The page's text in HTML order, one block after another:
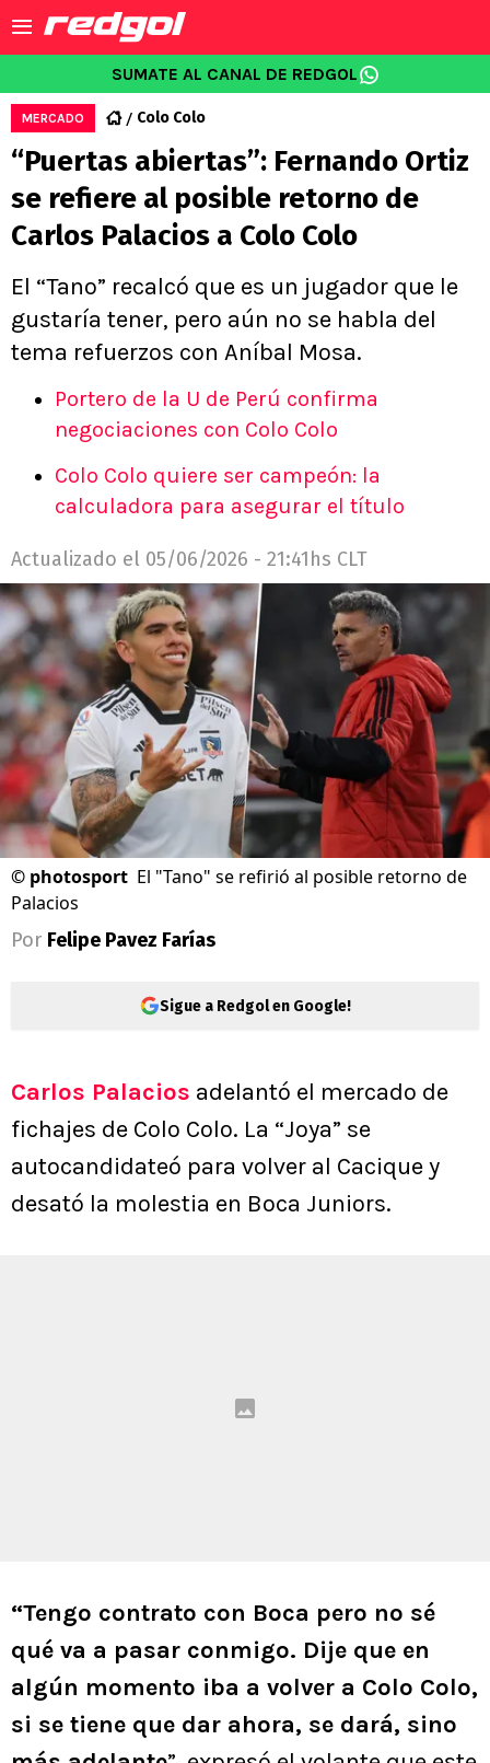
SUMATE AL CANAL DE REDGOL
MERCADO Colo Colo
“Puertas abiertas”: Fernando Ortiz
se refiere al posible retorno de
Carlos Palacios a Colo Colo
El “Tano” recalcó que es un jugador que le
gustaría tener, pero aún no se habla del
tema refuerzos con Aníbal Mosa.
Portero de la U de Perú confirma
negociaciones con Colo Colo
Colo Colo quiere ser campeón: la
calculadora para asegurar el título
Actualizado el 05/06/2026 - 21:41hs CLT
© photosport El "Tano" se refirió al posible retorno de
Palacios
Por Felipe Pavez Farías
Sigue a Redgol en Google!
Carlos Palacios adelantó el mercado de
fichajes de Colo Colo. La “Joya” se
autocandidateó para volver al Cacique y
desató la molestia en Boca Juniors.
“Tengo contrato con Boca pero no sé
qué va a pasar conmigo. Dije que en
algún momento iba a volver a Colo Colo,
si se tiene que dar ahora, se dará, sino